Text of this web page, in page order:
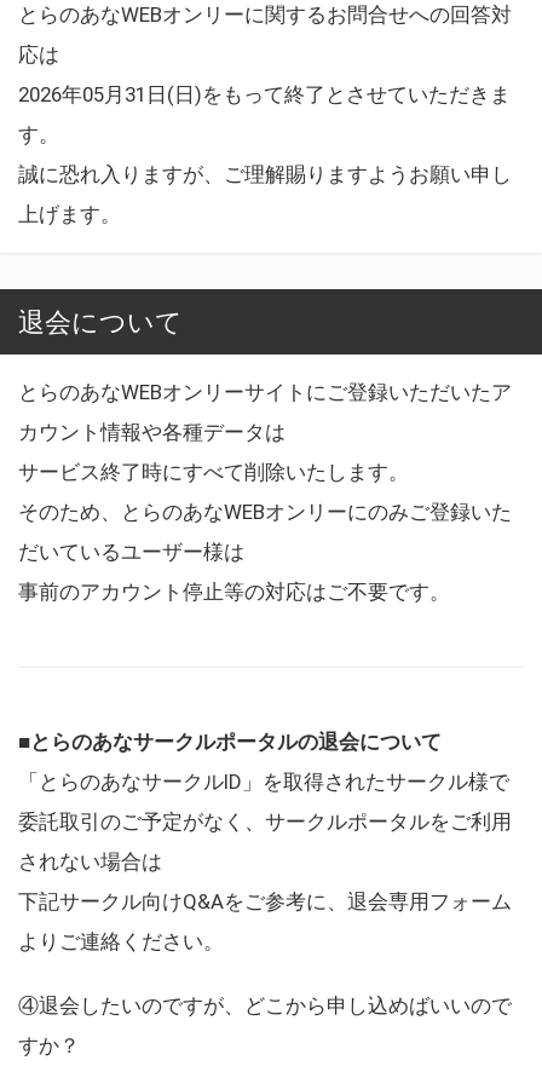
とらのあなWEBオンリーに関するお問合せへの回答対
応は
2026年05月31日(日)をもって終了とさせていただきま
す。
誠に恐れ入りますが、ご理解賜りますようお願い申し
上げます。
退会について
とらのあなWEBオンリーサイトにご登録いただいたア
カウント情報や各種データは
サービス終了時にすべて削除いたします。
そのため、とらのあなWEBオンリーにのみご登録いた
だいているユーザー様は
事前のアカウント停止等の対応はご不要です。
■とらのあなサークルポータルの退会について
「とらのあなサークルID」を取得されたサークル様で
委託取引のご予定がなく、サークルポータルをご利用
されない場合は
下記サークル向けQ&Aをご参考に、退会専用フォーム
よりご連絡ください。
④退会したいのですが、どこから申し込めばいいので
すか？